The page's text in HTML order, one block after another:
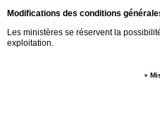
Modifications des conditions
Les ministères se réservent la
exploitation.